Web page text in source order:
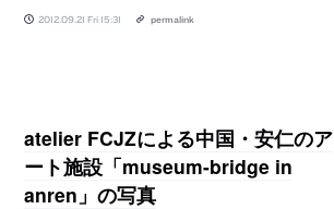
2012.09.21 Fri 15:31 permalink
atelier FCJZによる中国・安仁のア
ート施設「museum-bridge in
anren」の写真